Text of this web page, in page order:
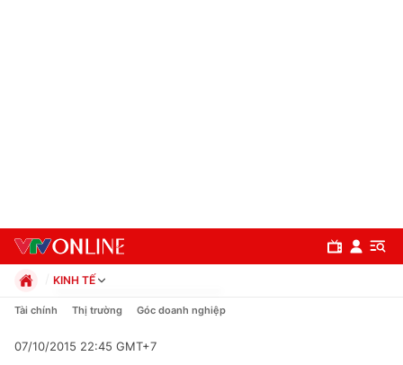
KINH TẾ
Chính trị
Pháp luật
Tài chính Thị trường Góc doanh nghiệp
07/10/2015 22:45 GMT+7